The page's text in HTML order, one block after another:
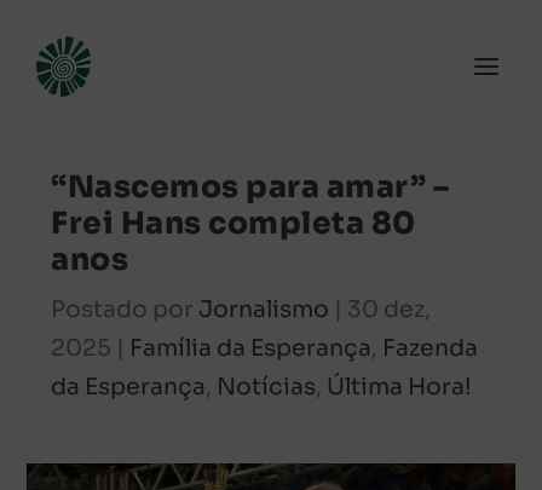
“Nascemos para amar” –
Frei Hans completa 80
anos
Postado por Jornalismo | 30 dez,
2025 | Família da Esperança, Fazenda
da Esperança, Notícias, Última Hora!